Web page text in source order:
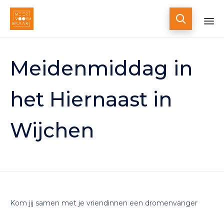

content
Meidenmiddag in
het Hiernaast in
Wijchen
Kom jij samen met je vriendinnen een dromenvanger